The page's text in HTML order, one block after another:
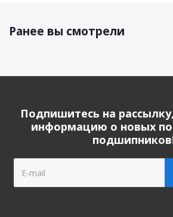
Ранее вы смотрели
Подпишитесь на
информацию о новых